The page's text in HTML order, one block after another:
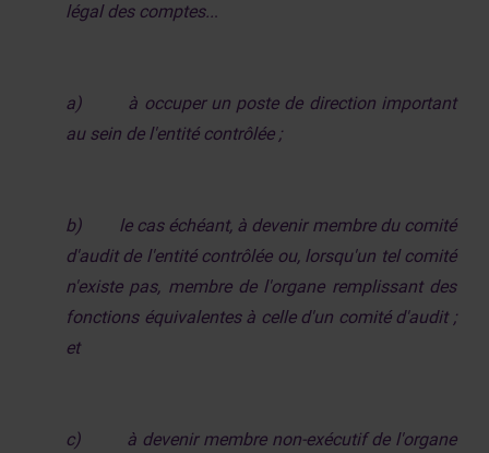
légal des comptes...
a) à occuper un poste de direction important
au sein de l'entité contrôlée ;
b) le cas échéant, à devenir membre du comité
d'audit de l'entité contrôlée ou, lorsqu'un tel comité
n'existe pas, membre de l'organe remplissant des
fonctions équivalentes à celle d'un comité d'audit ;
et
c) à devenir membre non-exécutif de l'organe